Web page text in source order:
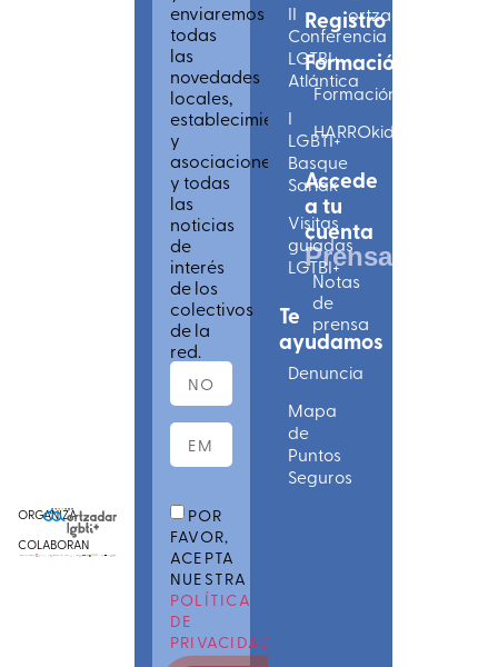
ORGANIZA
COLABORAN
enviaremos
todas
las
novedades
locales,
establecimientos
y
asociaciones
y todas
las
noticias
de
interés
de los
colectivos
de la
red.
POR
FAVOR,
ACEPTA
NUESTRA
POLÍTICA
DE
PRIVACIDAD
ortzadarlgbti.eus
II
Conferencia
LGTBI+
Atlántica
I
LGBTI+
Basque
Sariak
Visitas
guiadas
LGTBI+
Te
ayudamos
Denuncia
Mapa
de
Puntos
Seguros
Registro
Formación
Formación
HARROkids
Accede
a tu
cuenta
Prensa
Notas
de
prensa